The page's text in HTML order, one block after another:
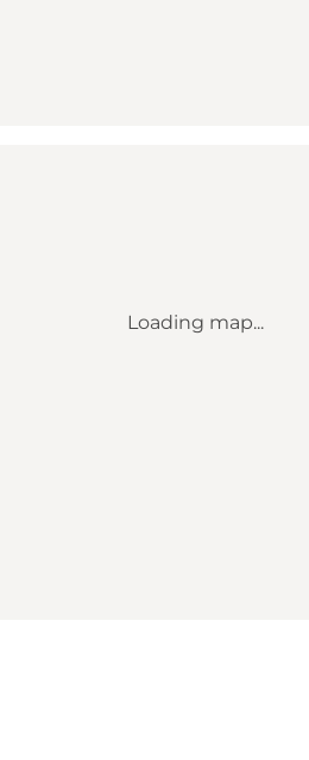
Loading map...